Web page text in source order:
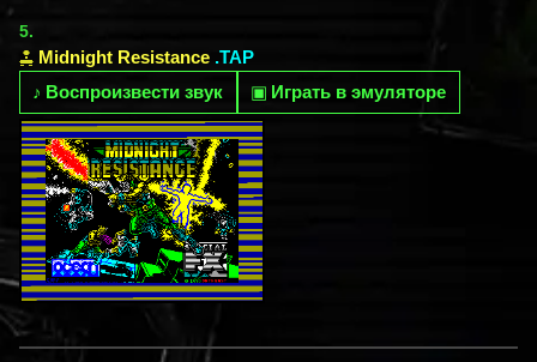
5.
Midnight Resistance .TAP
♪ Воспроизвести звук ▣ Играть в эмуляторе